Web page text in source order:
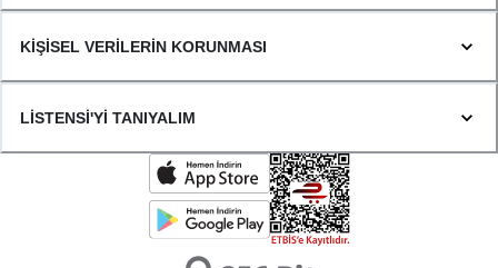
KİŞİSEL VERİLERİN KORUNMASI
LİSTENSİ'Yİ TANIYALIM